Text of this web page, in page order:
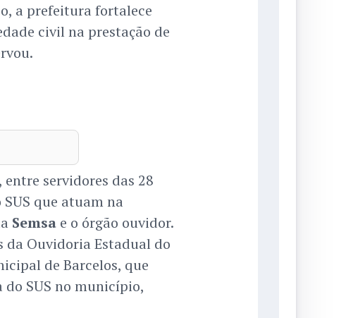
a prefeitura fortalece
civil na prestação de
servidores das 28
que atuam na
Semsae o órgão ouvidor.
da Ouvidoria Estadual do
de Barcelos, que
SUS no município,